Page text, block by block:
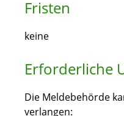
Fristen
keine
Erforderliche
Die Meldebehörde
verlangen: